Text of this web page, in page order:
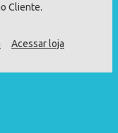
Cliente.
Acessar loja